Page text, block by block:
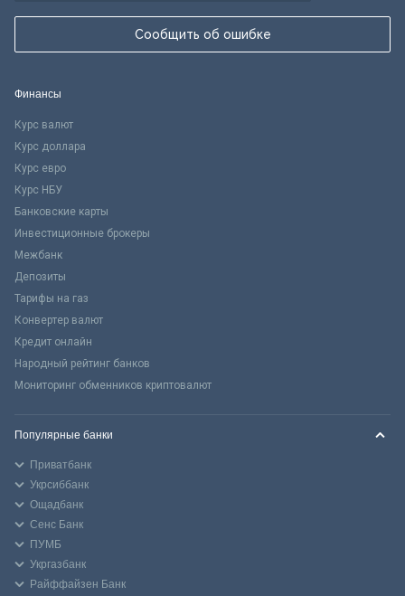
Сообщить об ошибке
Финансы
Курс валют
Курс доллара
Курс евро
Курс НБУ
Банковские карты
Инвестиционные брокеры
Межбанк
Депозиты
Тарифы на газ
Конвертер валют
Кредит онлайн
Народный рейтинг банков
Мониторинг обменников криптовалют
Популярные банки
Приватбанк
Укрсиббанк
Ощадбанк
Сенс Банк
ПУМБ
Укргазбанк
Райффайзен Банк